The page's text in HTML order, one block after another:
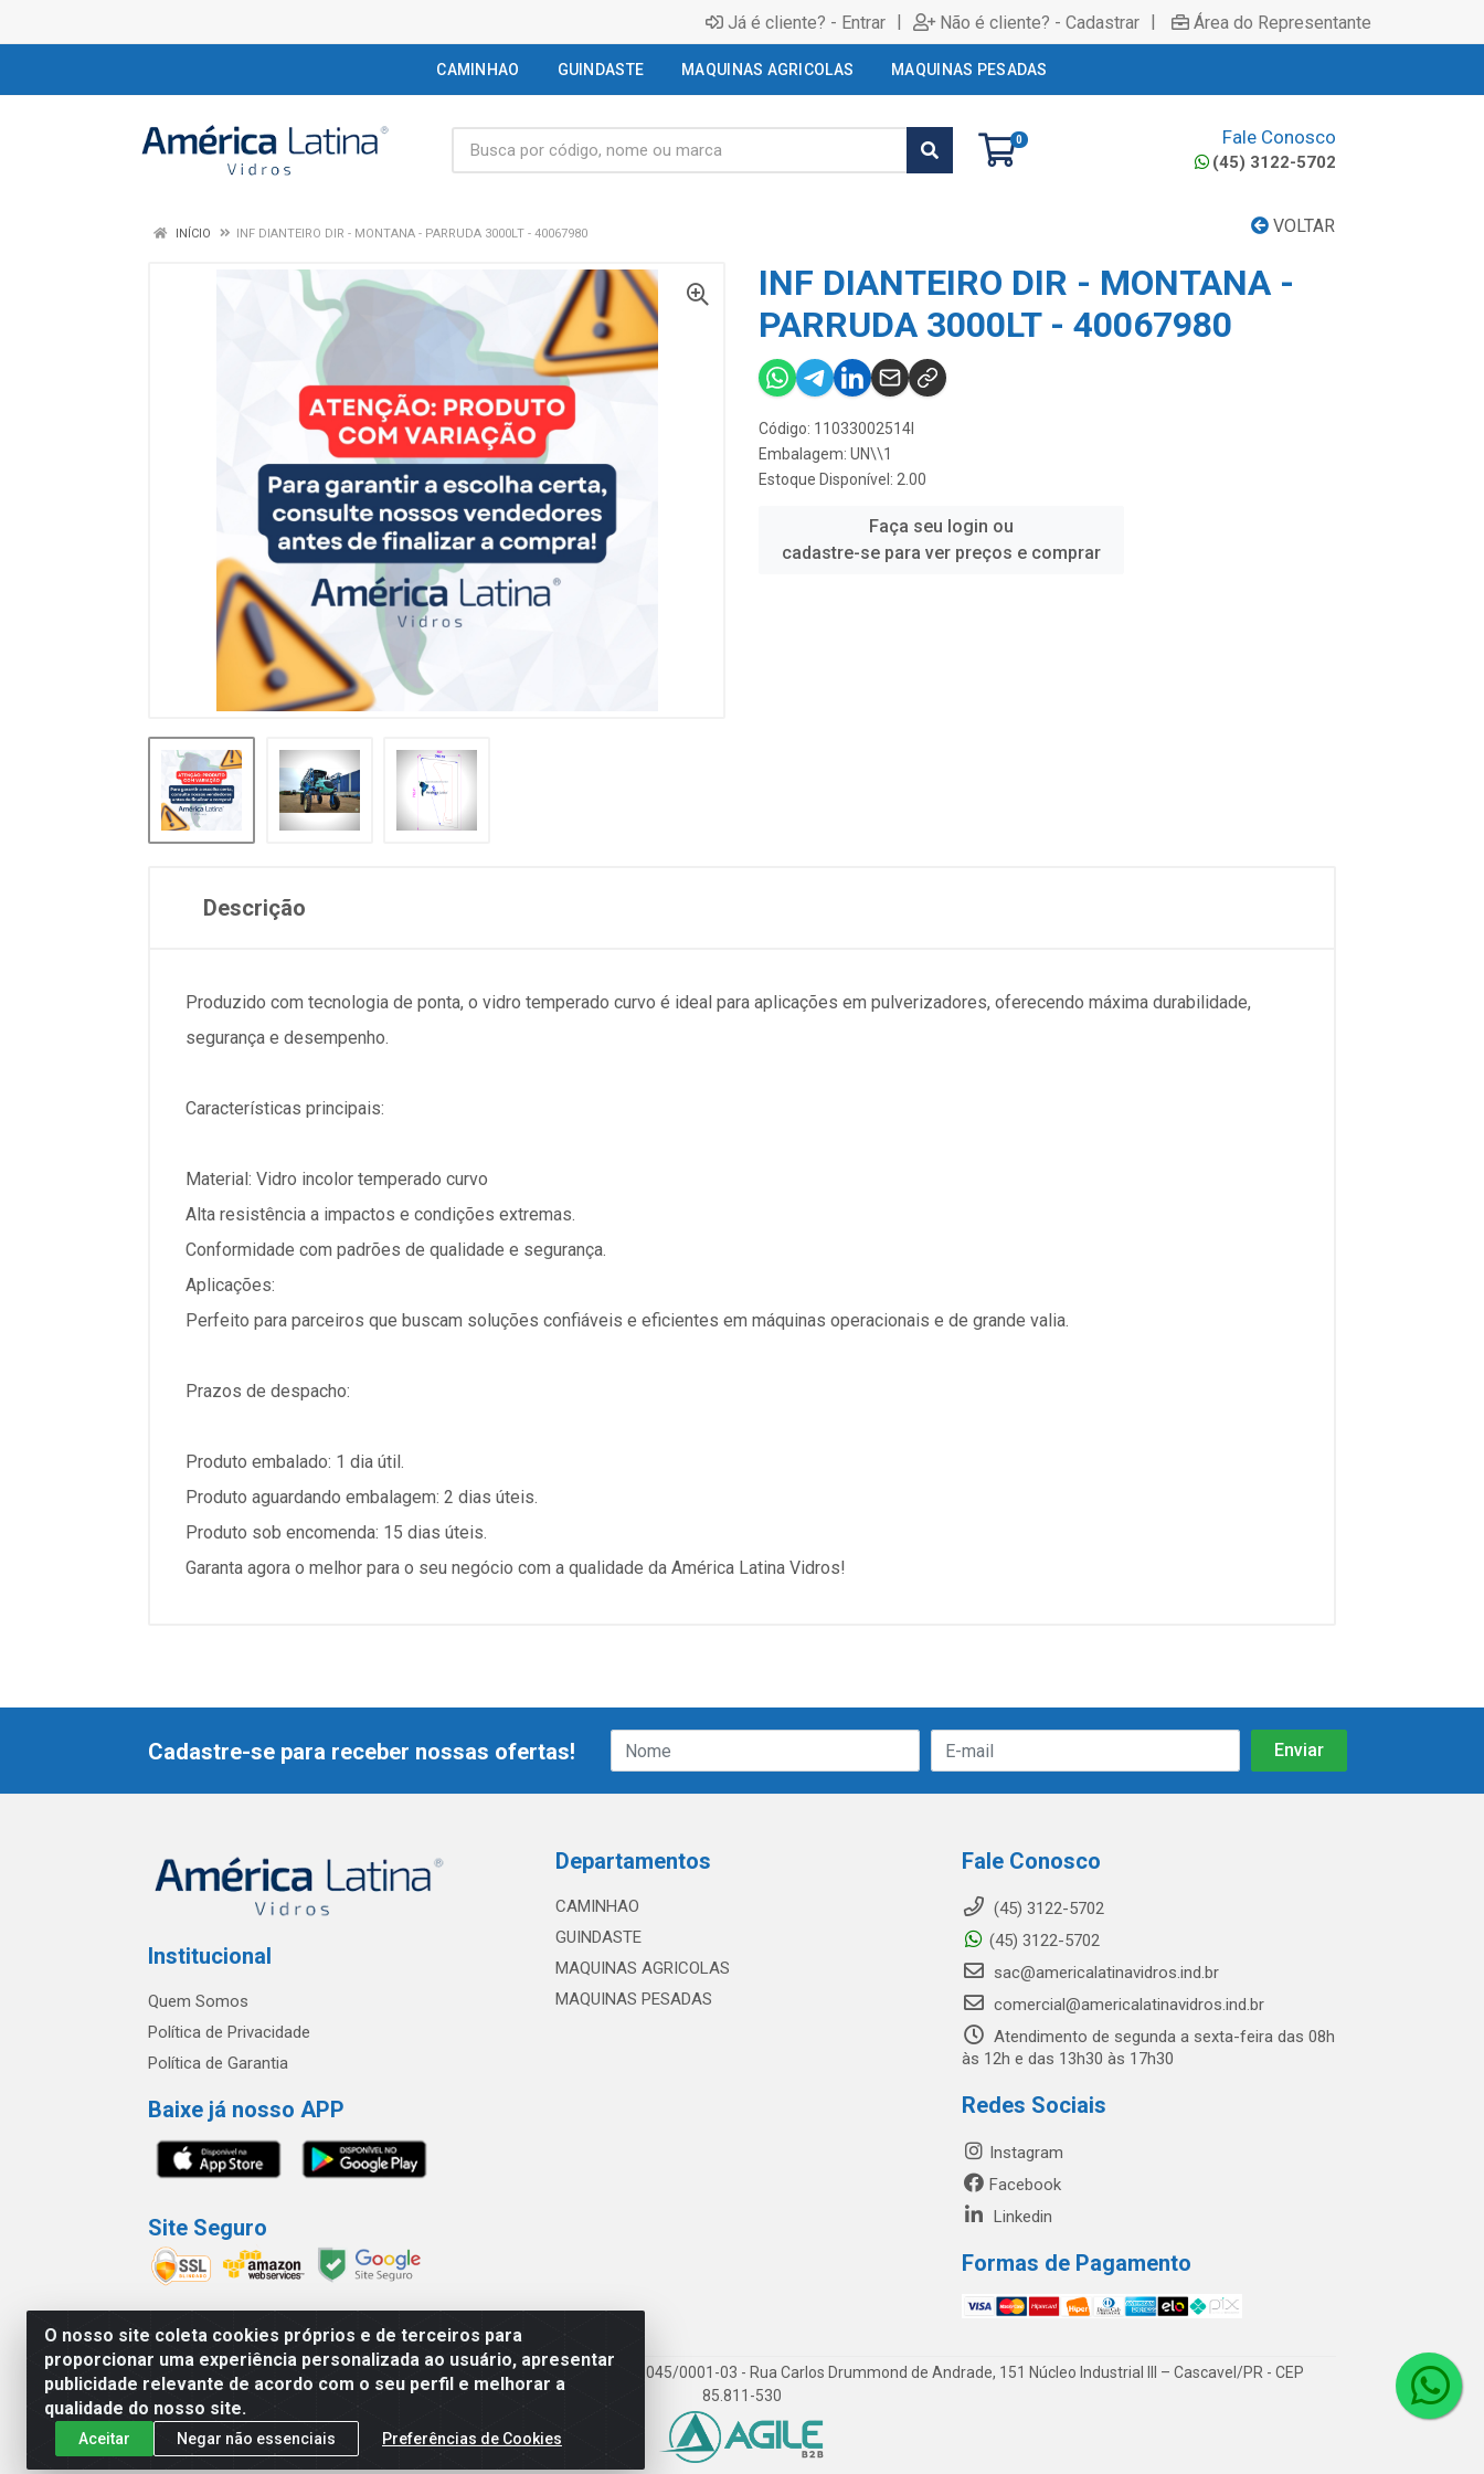
Já é cliente? - Entrar | Não é cliente? - Cadastrar | Área do Representante
CAMINHAO GUINDASTE MAQUINAS AGRICOLAS MAQUINAS PESADAS
0 Fale Conosco
(45) 3122-5702
VOLTAR
INÍCIO INF DIANTEIRO DIR - MONTANA - PARRUDA 3000LT - 40067980
INF DIANTEIRO DIR - MONTANA -
PARRUDA 3000LT - 40067980
Código: 11033002514I
Embalagem: UN\\1
Estoque Disponível: 2.00
Faça seu login ou
cadastre-se para ver preços e comprar
Descrição
Produzido com tecnologia de ponta, o vidro temperado curvo é ideal para aplicações em pulverizadores, oferecendo máxima durabilidade,
segurança e desempenho.
Características principais:
Material: Vidro incolor temperado curvo
Alta resistência a impactos e condições extremas.
Conformidade com padrões de qualidade e segurança.
Aplicações:
Perfeito para parceiros que buscam soluções confiáveis e eficientes em máquinas operacionais e de grande valia.
Prazos de despacho:
Produto embalado: 1 dia útil.
Produto aguardando embalagem: 2 dias úteis.
Produto sob encomenda: 15 dias úteis.
Garanta agora o melhor para o seu negócio com a qualidade da América Latina Vidros!
O nosso site coleta cookies próprios e de terceiros para
proporcionar uma experiência personalizada ao usuário, apresentar
publicidade relevante de acordo com o seu perfil e melhorar a
qualidade do nosso site.
Aceitar Negar não essenciais Preferências de Cookies
Cadastre-se para receber nossas ofertas!
Institucional
Quem Somos
Política de Privacidade
Política de Garantia
Baixe já nosso APP
Site Seguro
Departamentos
CAMINHAO
GUINDASTE
MAQUINAS AGRICOLAS
MAQUINAS PESADAS
Fale Conosco
(45) 3122-5702
(45) 3122-5702
sac@americalatinavidros.ind.br
comercial@americalatinavidros.ind.br
Atendimento de segunda a sexta-feira das 08h
às 12h e das 13h30 às 17h30
Redes Sociais
Instagram
Facebook
Linkedin
Formas de Pagamento
América Latina Indústria e Comércio de Vidros LTDA - CNPJ 19.813.045/0001-03 - Rua Carlos Drummond de Andrade, 151 Núcleo Industrial III – Cascavel/PR - CEP
85.811-530